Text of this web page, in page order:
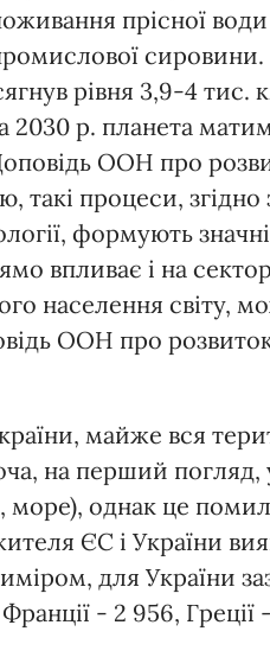
прісної
промислової
рівня 3,9-4 тис.
2030 р. планета
ООН про
такі процеси,
формують
впливає і на
населення світу,
ООН про розвиток
майже вся
на перший погляд,
море), однак це
ЄС і України
для України
- 2 956,